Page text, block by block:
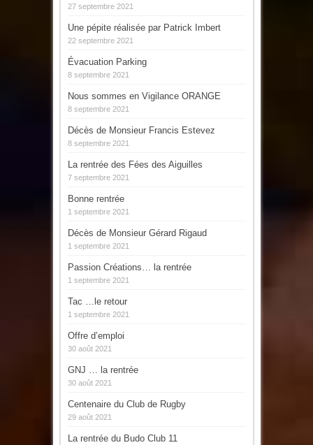
27 septembre 2021
Une pépite réalisée par Patrick Imbert
22 septembre 2021
Évacuation Parking
8 septembre 2021
Nous sommes en Vigilance ORANGE
8 septembre 2021
Décès de Monsieur Francis Estevez
8 septembre 2021
La rentrée des Fées des Aiguilles
7 septembre 2021
Bonne rentrée
1 septembre 2021
Décès de Monsieur Gérard Rigaud
1 septembre 2021
Passion Créations… la rentrée
1 septembre 2021
Tac …le retour
1 septembre 2021
Offre d’emploi
30 août 2021
GNJ … la rentrée
30 août 2021
Centenaire du Club de Rugby
29 août 2021
La rentrée du Budo Club 11